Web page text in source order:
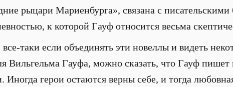
рыцари Мариенбурга», связана с писательскими
к которой Гауф относится весьма
все-таки если объединять эти новеллы и видеть
Вильгельма Гауфа, можно сказать, что Гауф
Иногда герои остаются верны себе, и тогда